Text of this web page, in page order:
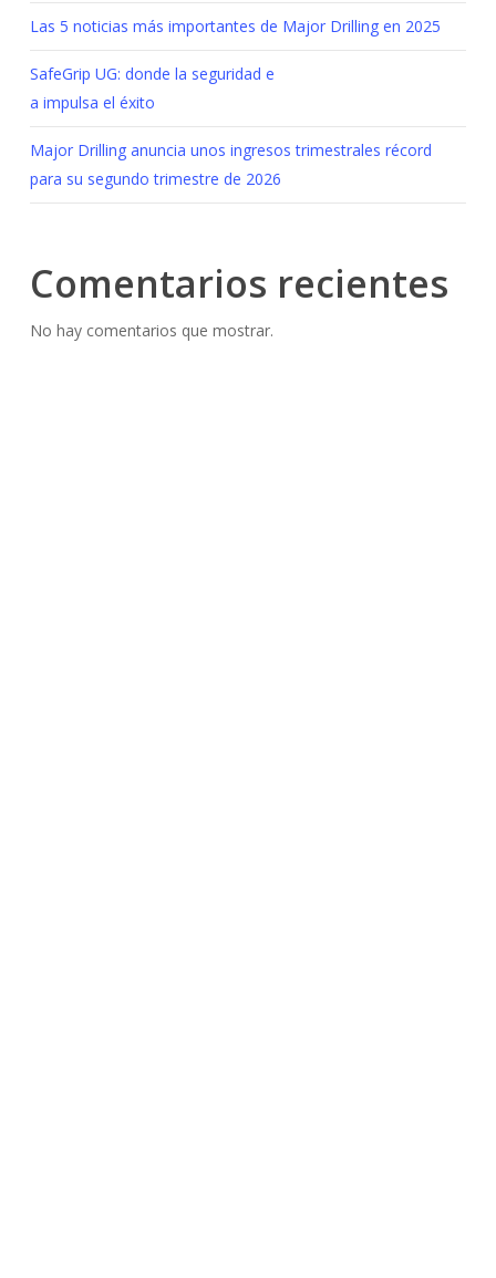
Las 5 noticias más importantes de Major Drilling en 2025
SafeGrip UG: donde la seguridad e
a impulsa el éxito
Major Drilling anuncia unos ingresos trimestrales récord
para su segundo trimestre de 2026
Comentarios recientes
No hay comentarios que mostrar.